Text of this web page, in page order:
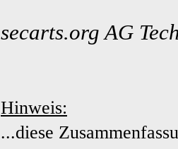
secarts.org AG
Hinweis:
...diese